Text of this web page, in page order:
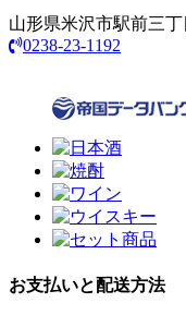
山形県米沢市駅前三丁
0238-23-1192
お支払いと配送方法